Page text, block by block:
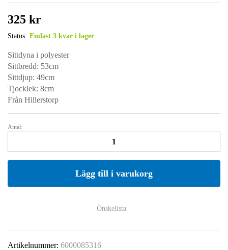
325 kr
Status: Endast 3 kvar i lager
Sittdyna i polyester
Sittbredd: 53cm
Sittdjup: 49cm
Tjocklek: 8cm
Från Hillerstorp
SITTDYNA
Antal:
Lägg till i varukorg
Önskelista
Artikelnummer: 6000085316